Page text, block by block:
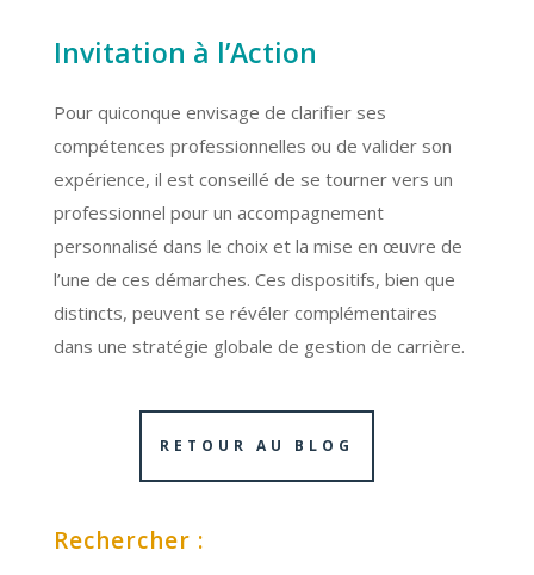
Invitation à l’Action
Pour quiconque envisage de clarifier ses
compétences professionnelles ou de valider son
expérience, il est conseillé de se tourner vers un
professionnel pour un accompagnement
personnalisé dans le choix et la mise en œuvre de
l’une de ces démarches. Ces dispositifs, bien que
distincts, peuvent se révéler complémentaires
dans une stratégie globale de gestion de carrière.
RETOUR AU BLOG
Rechercher :